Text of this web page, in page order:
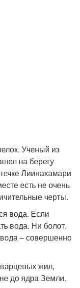
Ученый из
на берегу
Лиинахамари
есть не очень
черты.
вода. Если
вода. Ни болот,
вода – совершенно
жил,
до ядра Земли.